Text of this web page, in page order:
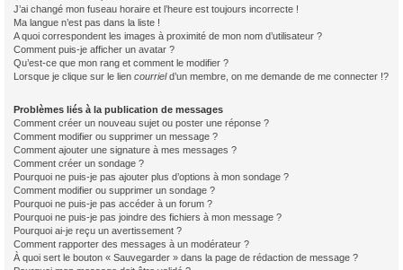
J’ai changé mon fuseau horaire et l’heure est toujours incorrecte !
Ma langue n’est pas dans la liste !
A quoi correspondent les images à proximité de mon nom d’utilisateur ?
Comment puis-je afficher un avatar ?
Qu’est-ce que mon rang et comment le modifier ?
Lorsque je clique sur le lien courrield’un membre, on me demande de me connecter !?
Problèmes liés à la publication de messages
Comment créer un nouveau sujet ou poster une réponse ?
Comment modifier ou supprimer un message ?
Comment ajouter une signature à mes messages ?
Comment créer un sondage ?
Pourquoi ne puis-je pas ajouter plus d’options à mon sondage ?
Comment modifier ou supprimer un sondage ?
Pourquoi ne puis-je pas accéder à un forum ?
Pourquoi ne puis-je pas joindre des fichiers à mon message ?
Pourquoi ai-je reçu un avertissement ?
Comment rapporter des messages à un modérateur ?
À quoi sert le bouton « Sauvegarder » dans la page de rédaction de message ?